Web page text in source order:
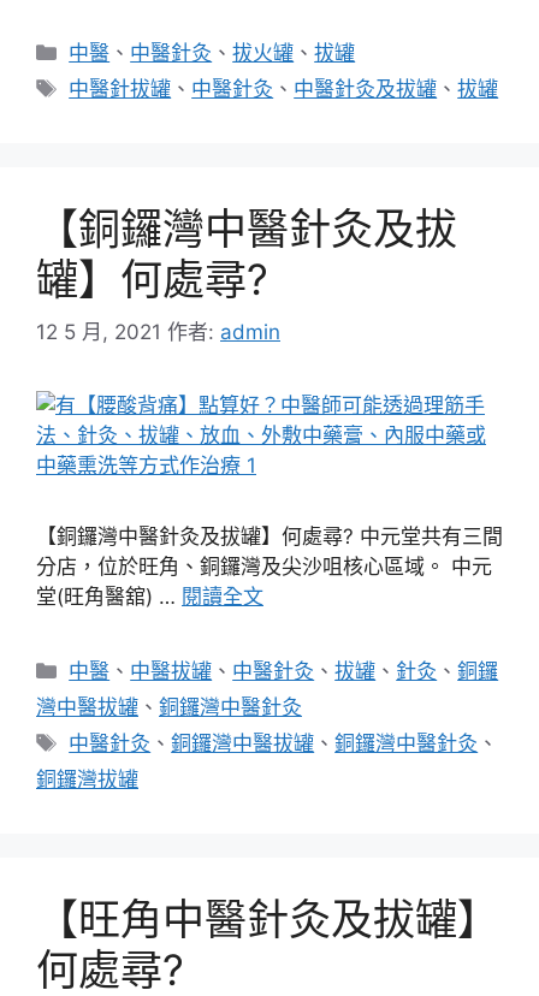
分
類
中醫 、 中醫針灸 、拔火罐 、拔罐
標
中醫針拔罐 、 中醫針灸 、 中醫針灸及拔罐 、拔罐
【銅鑼灣中醫針灸及拔
罐】何處尋?
12 5 月, 2021 作者: admin
【銅鑼灣中醫針灸及拔罐】何處尋? 中元堂共有三間
分店，位於旺角、銅鑼灣及尖沙咀核心區域。 中元
堂(旺角醫舘) … 閱讀全文
分
類
中醫 、 中醫拔罐 、 中醫針灸 、拔罐 、 針灸 、銅鑼
灣中醫拔罐 、 銅鑼灣中醫針灸
標
籤
中醫針灸 、銅鑼灣中醫拔罐 、銅鑼灣中醫針灸 、
銅鑼灣拔罐
【旺角中醫針灸及拔罐】
何處尋?